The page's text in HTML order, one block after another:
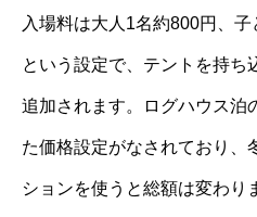
入場料は大人1名約800円、
という設定で、テントを持ち
追加されます。ログハウス泊
た価格設定がなされており、
ションを使うと総額は変わり